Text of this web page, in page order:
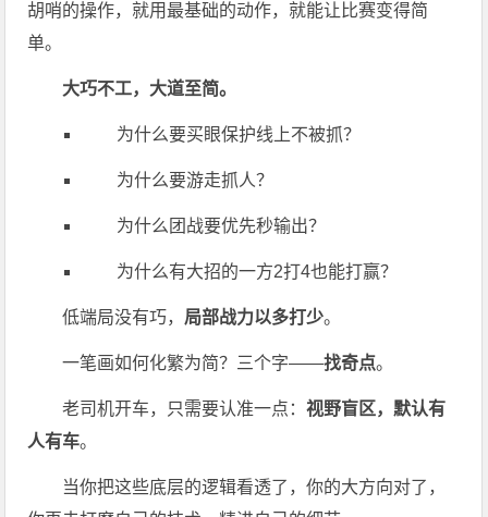
胡哨的操作，就用最基础的动作，就能让比赛变得简
单。
大巧不工，大道至简。
为什么要买眼保护线上不被抓？
为什么要游走抓人？
为什么团战要优先秒输出？
为什么有大招的一方2打4也能打赢？
低端局没有巧， 局部战力以多打少。
一笔画如何化繁为简？三个字——找奇点。
老司机开车，只需要认准一点：视野盲区，默认有
人有车。
当你把这些底层的逻辑看透了，你的大方向对了，